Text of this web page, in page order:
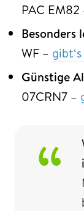
PAC EM82
Besonders
WF –
Günstige
07CRN7 –